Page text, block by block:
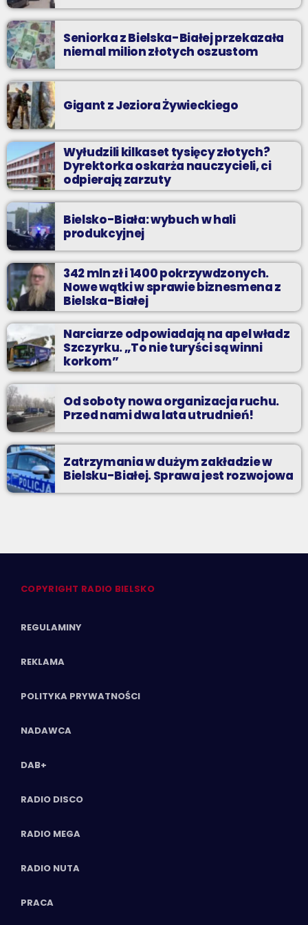
Seniorka z Bielska-Białej przekazała
niemal milion złotych oszustom
Gigant z Jeziora Żywieckiego
Wyłudzili kilkaset tysięcy złotych?
Dyrektorka oskarża nauczycieli, ci
odpierają zarzuty
Bielsko-Biała: wybuch w hali
produkcyjnej
342 mln zł i 1400 pokrzywdzonych.
Nowe wątki w sprawie biznesmena z
Bielska-Białej
Narciarze odpowiadają na apel władz
Szczyrku. „To nie turyści są winni
korkom”
Od soboty nowa organizacja ruchu.
Przed nami dwa lata utrudnień!
Zatrzymania w dużym zakładzie w
Bielsku-Białej. Sprawa jest rozwojowa
COPYRIGHT RADIO BIELSKO
REGULAMINY
REKLAMA
POLITYKA PRYWATNOŚCI
NADAWCA
DAB+
RADIO DISCO
RADIO MEGA
RADIO NUTA
PRACA